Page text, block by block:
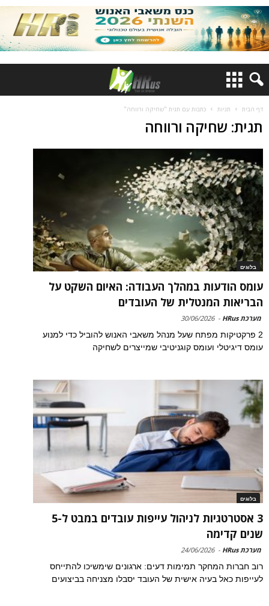
דף הבית תגיות כתבות עם תגית "שחיקה ורווחה"
תגית: שחיקה ורווחה
בלוגים
עומס הודעות במהלך העבודה: האיום השקט על
הבריאות המנטלית של העובדים
מערכת HRus -
30/06/2026
2 פרקטיקות מפתח שעל מנהל משאבי האנוש להוביל כדי למנוע
עומס דיגיטלי ועומס קוגניטיבי שמייצרים לשחיקה
בלוגים
3 אסטרטגיות לניהול עייפות עובדים במבט ל-5
שנים קדימה
מערכת HRus -
24/06/2026
רוב חברות המחקר תמימות דעים: ארגונים שימשיכו להתייחס
לעייפות כאל בעיה אישית של העובד יסבלו מצניחה בביצועים